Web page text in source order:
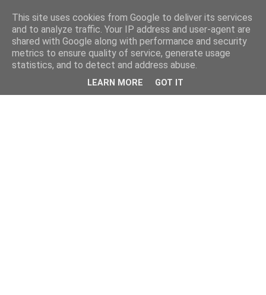
This site uses cookies from Google to deliver its services
and to analyze traffic. Your IP address and user-agent are
shared with Google along with performance and security
metrics to ensure quality of service, generate usage
statistics, and to detect and address abuse.
LEARN MORE GOT IT